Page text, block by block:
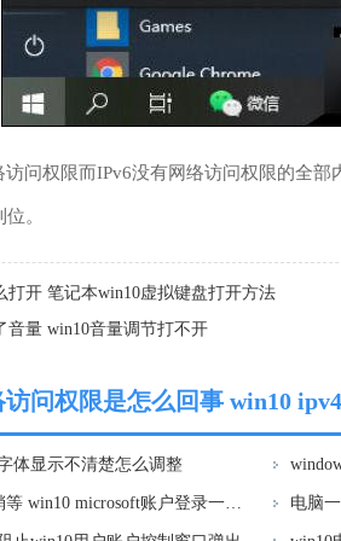
权限而IPv6没有网络访问权限的全部
。
打开 笔记本win10虚拟键盘打开方法
音量 win10音量调节打不开
问权限是怎么回事 win10
体显示不清楚怎么调整
新电脑登录microsoft一直请稍等 win10 microsoft账户登录一直请稍等怎么解决 电脑